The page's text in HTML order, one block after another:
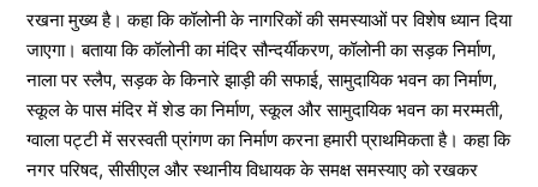
रखना मुख्य है। कहा कि कॉलोनी के नागरिकों की समस्याओं पर विशेष ध्यान दिया
जाएगा। बताया कि कॉलोनी का मंदिर सौन्दर्यीकरण, कॉलोनी का सड़क निर्माण,
नाला पर स्लैप, सड़क के किनारे झाड़ी की सफाई, सामुदायिक भवन का निर्माण,
स्कूल के पास मंदिर में शेड का निर्माण, स्कूल और सामुदायिक भवन का मरम्मती,
ग्वाला पट्टी में सरस्वती प्रांगण का निर्माण करना हमारी प्राथमिकता है। कहा कि
नगर परिषद, सीसीएल और स्थानीय विधायक के समक्ष समस्याए को रखकर